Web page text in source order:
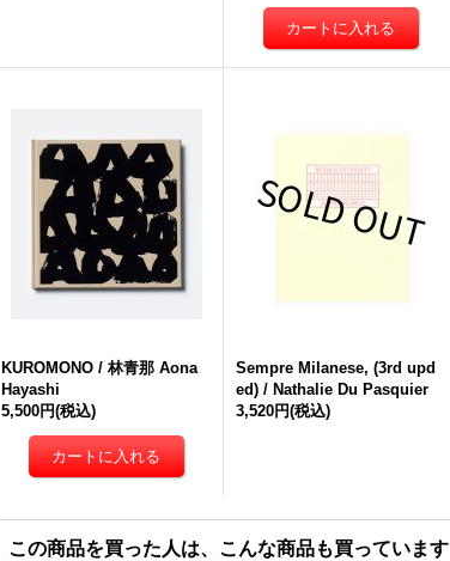
KUROMONO / 林青那 Aona
Hayashi
5,500円(税込)
Sempre Milanese, (3rd upd
ed) / Nathalie Du Pasquier
3,520円(税込)
この商品を買った人は、こんな商品も買っています